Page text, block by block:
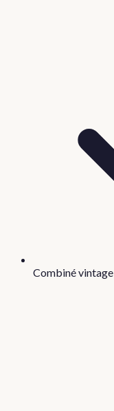
Combiné vintage